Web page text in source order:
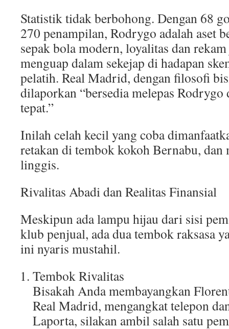
Statistik tidak berbohong. Dengan 68
270 penampilan, Rodrygo adalah aset
sepak bola modern, loyalitas dan
menguap dalam sekejap di hadapan
pelatih. Real Madrid, dengan filosofi
dilaporkan “bersedia melepas Rodrygo
tepat.”
Inilah celah kecil yang coba
retakan di tembok kokoh Bernabu, dan
linggis.
Rivalitas Abadi dan Realitas Finansial
Meskipun ada lampu hijau dari sisi
klub penjual, ada dua tembok raksasa
ini nyaris mustahil.
Tembok Rivalitas
Bisakah Anda membayangkan
Real Madrid, mengangkat telepon
Laporta, silakan ambil salah satu